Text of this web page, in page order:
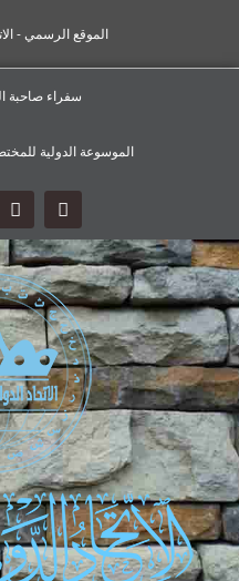
الموقع الرسمي -
سفراء صاحبة
الموسوعة الدولية